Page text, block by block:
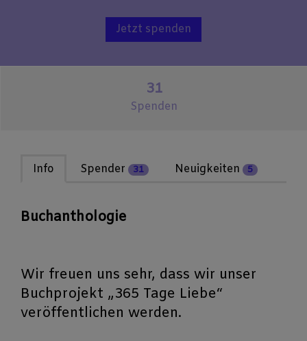
Jetzt spenden
31
Spenden
Info Spender 31 Neuigkeiten 5
Buchanthologie
Wir freuen uns sehr, dass wir unser
Buchprojekt „365 Tage Liebe“
veröffentlichen werden.